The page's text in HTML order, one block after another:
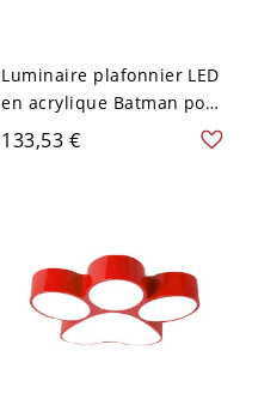
Luminaire plafonnier LED
en acrylique Batman pour
chambre de garçons,
modèle cartoon, couleur
133,53 €